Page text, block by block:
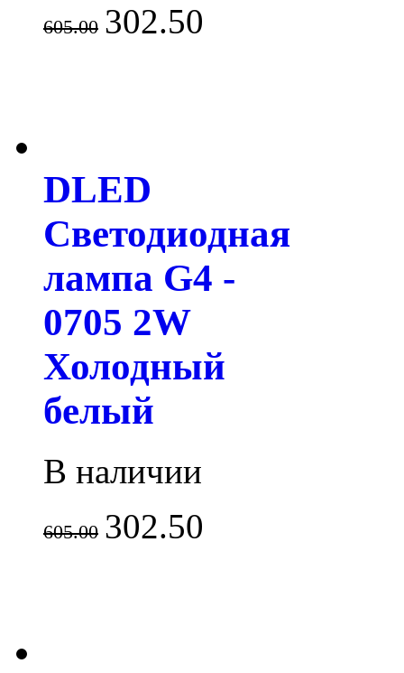
605.00 302.50
DLED
Светодиодная
лампа G4 -
0705 2W
Холодный
белый
В наличии
605.00 302.50